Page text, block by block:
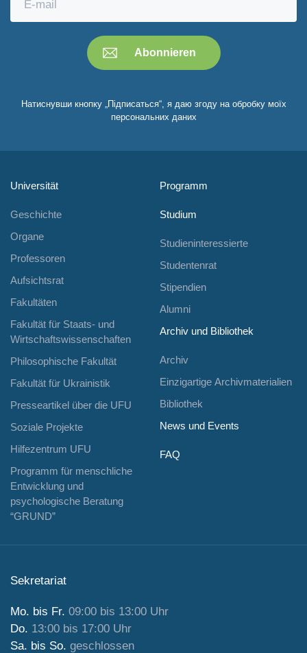
Натиснувши кнопку „Підписаться“, я даю згоду на обробку моїх
персональних даних
Universität
Geschichte
Organe
Professoren
Aufsichtsrat
Fakultäten
Fakultät für Staats- und
Wirtschaftswissenschaften
Philosophische Fakultät
Fakultät für Ukrainistik
Presseartikel über die UFU
Soziale Projekte
Hilfezentrum UFU
Programm für menschliche
Entwicklung und
psychologische Beratung
“GRUND”
Programm
Studium
Studieninteressierte
Studentenrat
Stipendien
Alumni
Archiv und Bibliothek
Archiv
Einzigartige Archivmaterialien
Bibliothek
News und Events
FAQ
Sekretariat
Mo. bis Fr. 09:00 bis 13:00 Uhr
Do. 13:00 bis 17:00 Uhr
Sa. bis So. geschlossen